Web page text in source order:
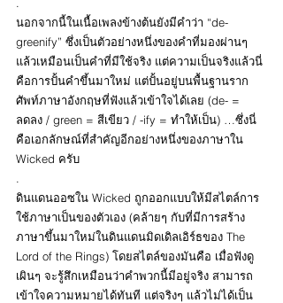
นอกจากนี้ในเนื้อเพลงข้างต้นยังมีคำว่า “de-
greenify” ซึ่งเป็นตัวอย่างหนึ่งของคำที่มองผ่านๆ
แล้วเหมือนเป็นคำที่มีใช้จริง แต่ความเป็นจริงแล้วนี่
คือการปั้นคำขึ้นมาใหม่ แต่ปั้นอยู่บนพื้นฐานราก
ศัพท์ภาษาอังกฤษที่ฟังแล้วเข้าใจได้เลย (de- =
ลดลง / green = สีเขียว / -ify = ทำให้เป็น) …ซึ่งนี่
คือเอกลักษณ์ที่สำคัญอีกอย่างหนึ่งของภาษาใน
Wicked ครับ
.
ดินแดนออซใน Wicked ถูกออกแบบให้มีสไตล์การ
ใช้ภาษาเป็นของตัวเอง (คล้ายๆ กับที่มีการสร้าง
ภาษาขึ้นมาใหม่ในดินแดนมิดเดิลเอิร์ธของ The
Lord of the Rings) โดยสไตล์ของมันคือ เมื่อฟังดู
เผินๆ จะรู้สึกเหมือนว่าคำพวกนี้มีอยู่จริง สามารถ
เข้าใจความหมายได้ทันที แต่จริงๆ แล้วไม่ได้เป็น